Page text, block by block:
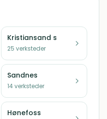
Kristiansand s
25 verksteder
Sandnes
14verksteder
Hønefoss